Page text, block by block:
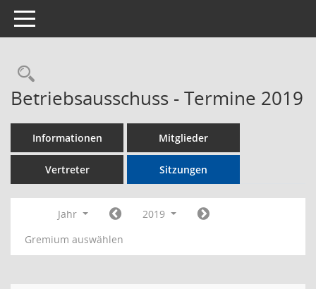
Toggle navigation
Rechercheauswahl
Betriebsausschuss - Termine 2019
Informationen Mitglieder
Vertreter Sitzungen
Jahr
2019
Gremium auswählen